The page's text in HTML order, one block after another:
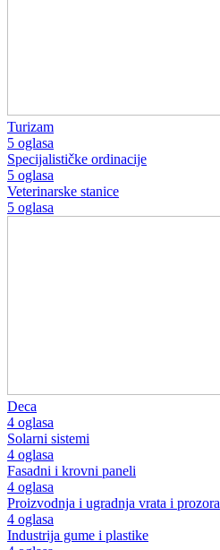
Turizam
5 oglasa
Specijalističke ordinacije
5 oglasa
Veterinarske stanice
5 oglasa
Deca
4 oglasa
Solarni sistemi
4 oglasa
Fasadni i krovni paneli
4 oglasa
Proizvodnja i ugradnja vrata i prozora
4 oglasa
Industrija gume i plastike